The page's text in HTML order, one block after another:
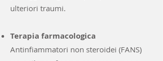
ulteriori traumi.
Terapia farmacologica
Antinfiammatori non steroidei (FANS)